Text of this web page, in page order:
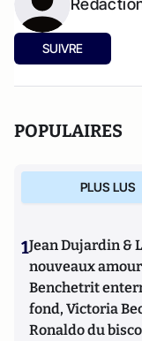
SUIVRE
POPULAIRES
PLUS LUS
1Jean Dujardin &
nouveaux
Benchetrit
fond, Victoria
Ronaldo du